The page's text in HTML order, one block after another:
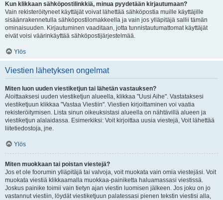
Kun klikkaan sähköpostilinkkiä, minua pyydetään kirjautumaan?
Vain rekisteröityneet käyttäjät voivat lähettää sähköpostia muille käyttäjille
sisäänrakennetulla sähköpostilomakkeella ja vain jos ylläpitäjä sallii tämän
ominaisuuden. Kirjautuminen vaaditaan, jotta tunnistautumattomat käyttäjät
eivät voisi väärinkäyttää sähköpostijärjestelmää.
Ylös
Viestien lähetyksen ongelmat
Miten luon uuden viestiketjun tai lähetän vastauksen?
Aloittaaksesi uuden viestiketjun alueella, klikkaa "Uusi Aihe". Vastataksesi
viestiketjuun klikkaa "Vastaa Viestiin". Viestien kirjoittaminen voi vaatia
rekisteröitymisen. Lista sinun oikeuksistasi alueella on nähtävillä alueen ja
viestiketjun alalaidassa. Esimerkiksi: Voit kirjoittaa uusia viestejä, Voit lähettää
liitetiedostoja, jne.
Ylös
Miten muokkaan tai poistan viestejä?
Jos et ole foorumin ylläpitäjä tai valvoja, voit muokata vain omia viestejäsi. Voit
muokata viestiä klikkaamalla muokkaa-painiketta haluamassasi viestissä.
Joskus painike toimii vain tietyn ajan viestin luomisen jälkeen. Jos joku on jo
vastannut viestiin, löydät viestiketjuun palatessasi pienen tekstin viestisi alla,